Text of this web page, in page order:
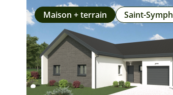
Maison + terrain Saint-